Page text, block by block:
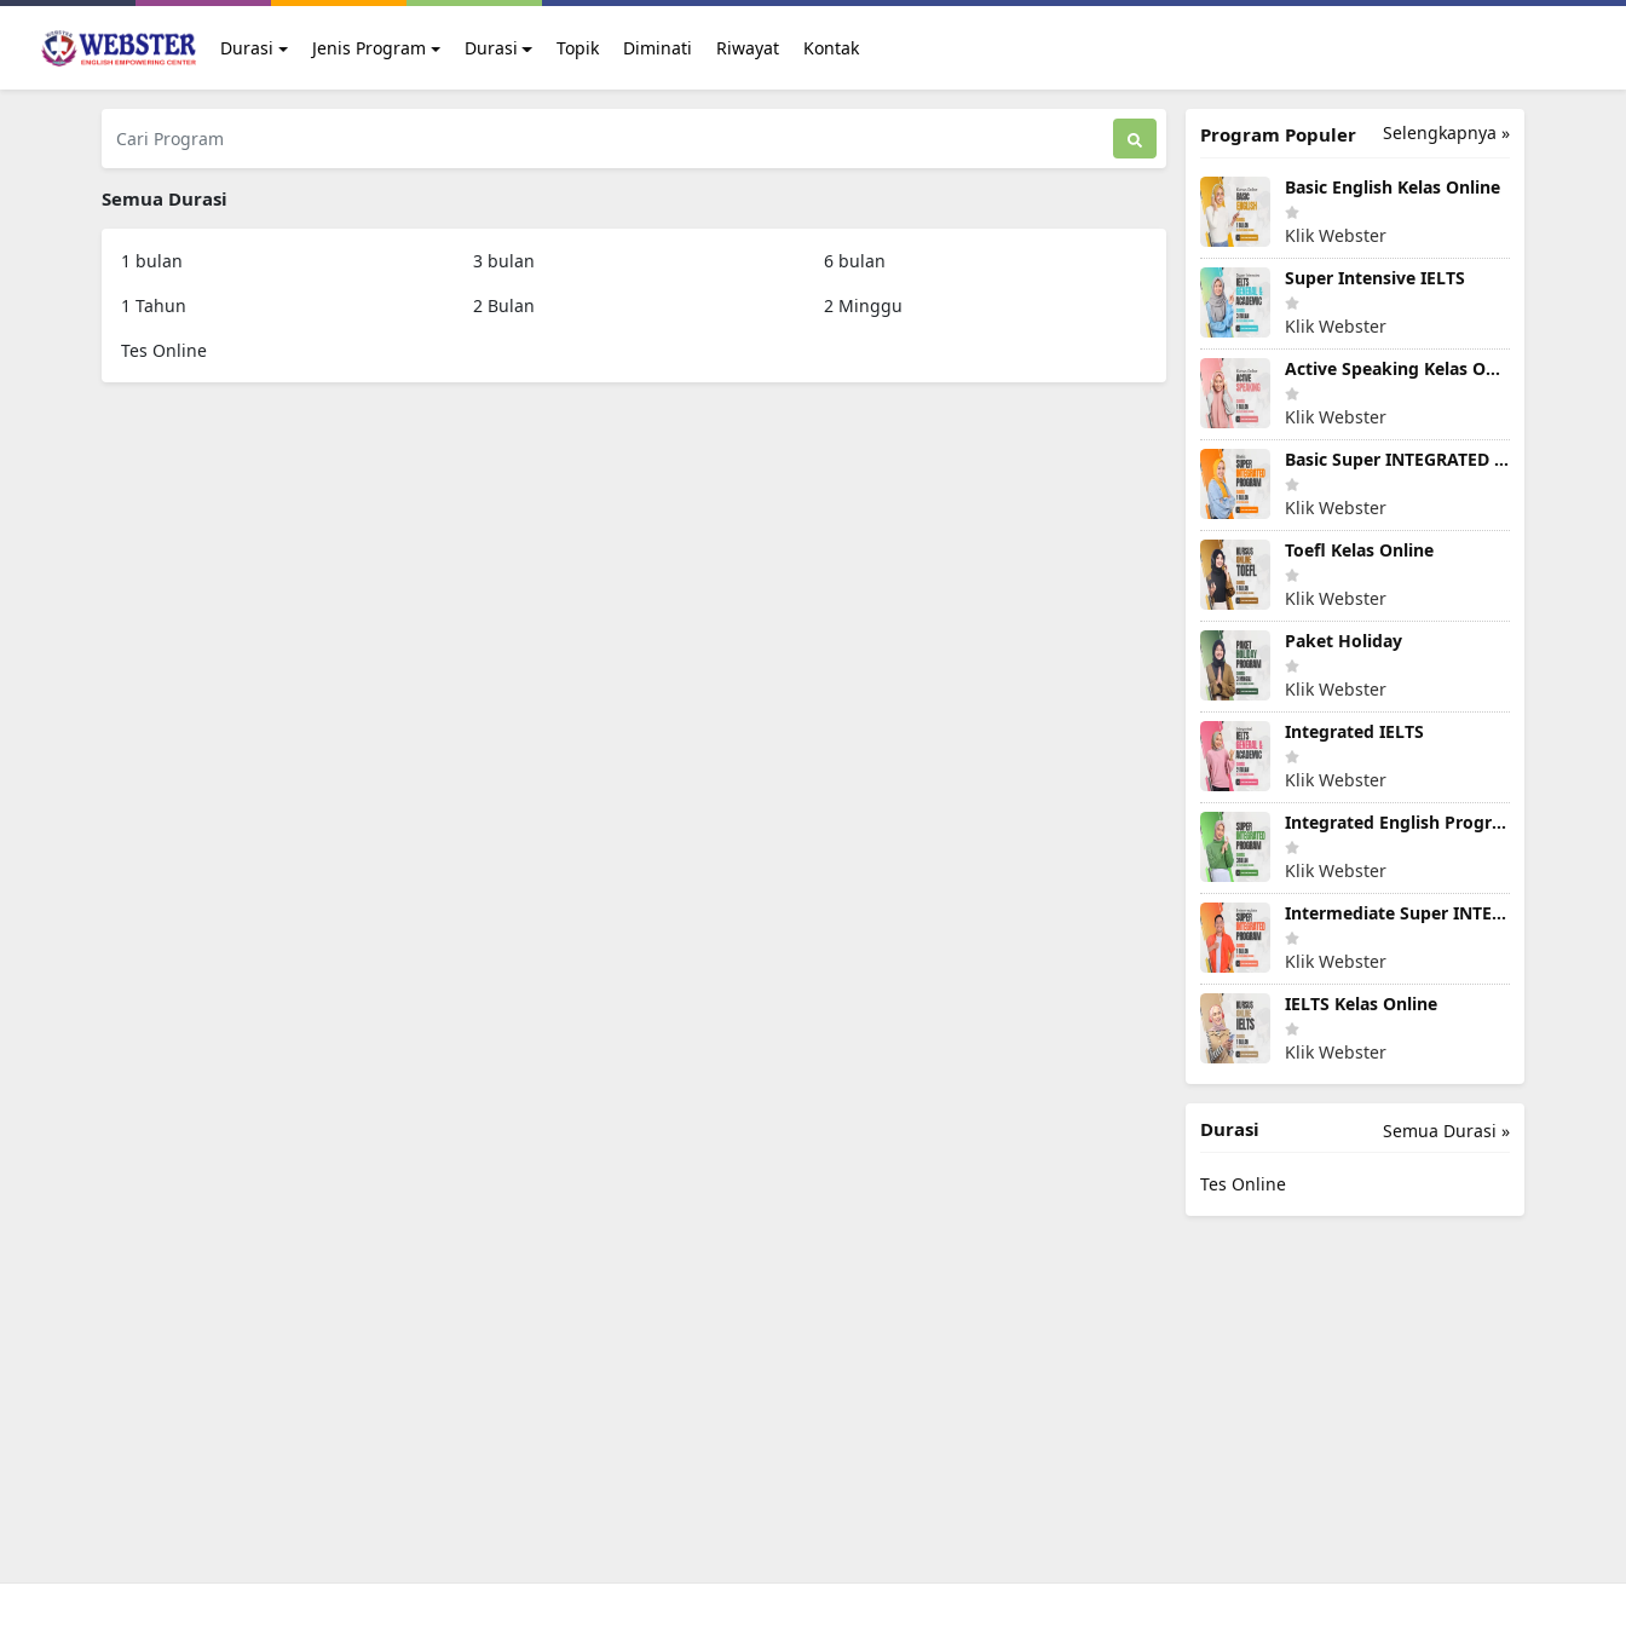
Durasi Jenis Program Durasi Topik Diminati Riwayat Kontak
Semua Durasi
1 bulan 3 bulan
6 bulan
1 Tahun
2 Bulan
2 Minggu
Tes Online
Selengkapnya »
Program Populer
Basic English Kelas Online
Klik Webster
Super Intensive IELTS
Klik Webster
Active Speaking Kelas Online
Klik Webster
Basic Super INTEGRATED PROGRAM
Klik Webster
Toefl Kelas Online
Klik Webster
Paket Holiday
Klik Webster
Integrated IELTS
Klik Webster
Integrated English Program
Klik Webster
Intermediate Super INTEGRATED PROGRAM
Klik Webster
IELTS Kelas Online
Klik Webster
Semua Durasi »
Durasi
Tes Online